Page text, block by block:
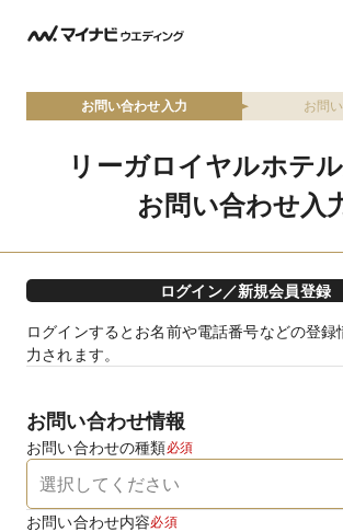
お問い合わせ入力 お問
リーガロイヤルホテ
お問い合わせ入
ログイン／新規会員登録
ログインするとお名前や電話番号などの登録
力されます。
お問い合わせ情報
お問い合わせの種類必須
お問い合わせ内容必須